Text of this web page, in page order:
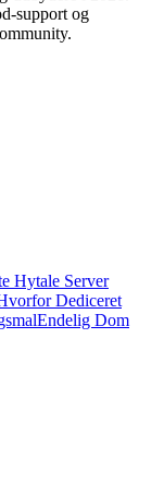
support og
Hytale Server
Dediceret
Endelig Dom